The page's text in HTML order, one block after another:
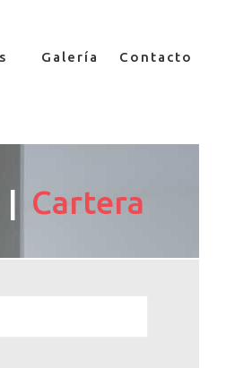
Galería Contacto
Cartera